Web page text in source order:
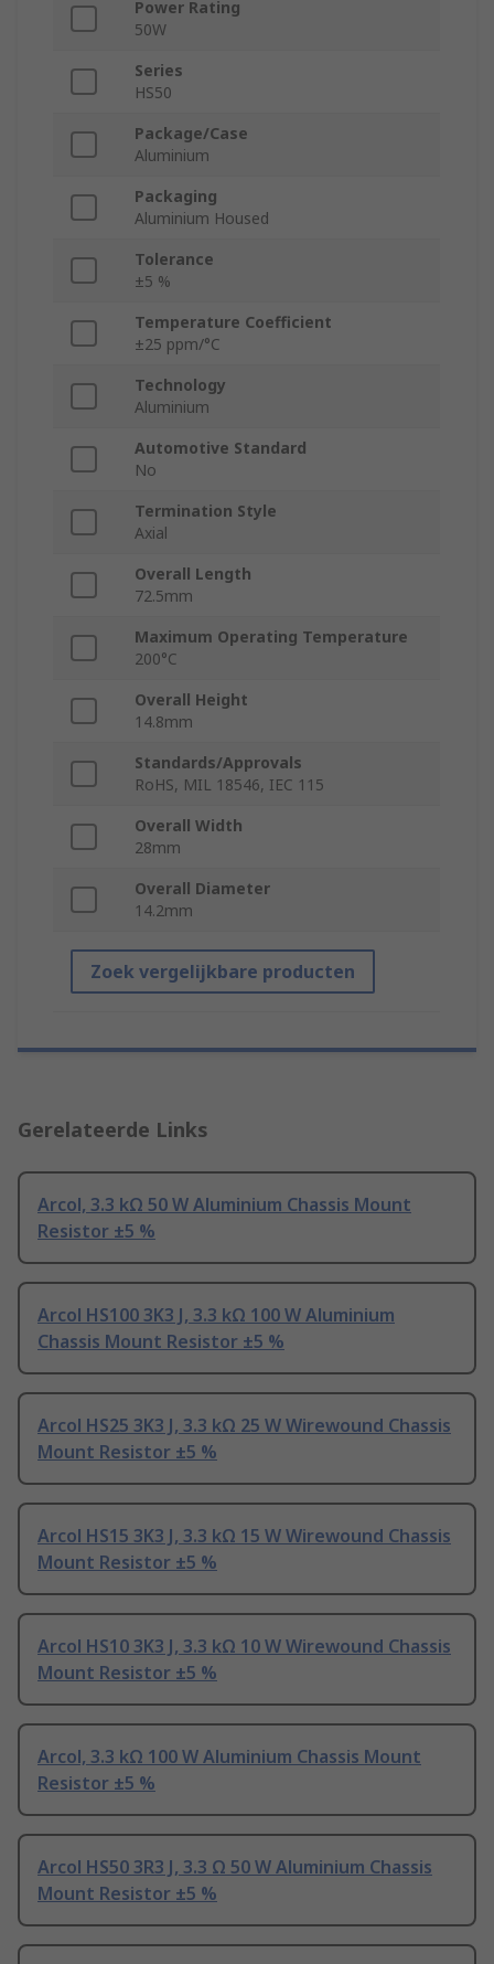
Power Rating
50W
Series
HS50
Package/Case
Aluminium
Packaging
Aluminium Housed
Tolerance
±5 %
Temperature Coefficient
±25 ppm/°C
Technology
Aluminium
Automotive Standard
No
Termination Style
Axial
Overall Length
72.5mm
Maximum Operating Temperature
200°C
Overall Height
14.8mm
Standards/Approvals
RoHS, MIL 18546, IEC 115
Overall Width
28mm
Overall Diameter
14.2mm
Zoek vergelijkbare producten
Gerelateerde Links
Arcol, 3.3 kΩ 50 W Aluminium Chassis Mount
Resistor ±5 %
Arcol HS100 3K3 J, 3.3 kΩ 100 W Aluminium
Chassis Mount Resistor ±5 %
Arcol HS25 3K3 J, 3.3 kΩ 25 W Wirewound Chassis
Mount Resistor ±5 %
Arcol HS15 3K3 J, 3.3 kΩ 15 W Wirewound Chassis
Mount Resistor ±5 %
Arcol HS10 3K3 J, 3.3 kΩ 10 W Wirewound Chassis
Mount Resistor ±5 %
Arcol, 3.3 kΩ 100 W Aluminium Chassis Mount
Resistor ±5 %
Arcol HS50 3R3 J, 3.3 Ω 50 W Aluminium Chassis
Mount Resistor ±5 %